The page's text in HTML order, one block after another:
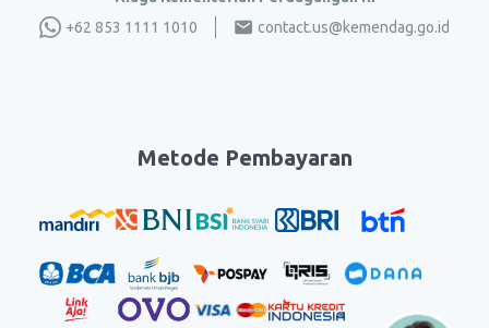
+62 853 1111 1010
contact.us@kemendag.go.id
Metode Pembayaran